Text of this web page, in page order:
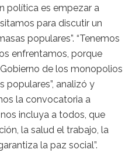
política es empezar a
para discutir un
populares”. “Tenemos
enfrentamos, porque
de los monopolios
populares”, analizó y
la convocatoria a
incluya a todos, que
la salud el trabajo, la
la paz social”.